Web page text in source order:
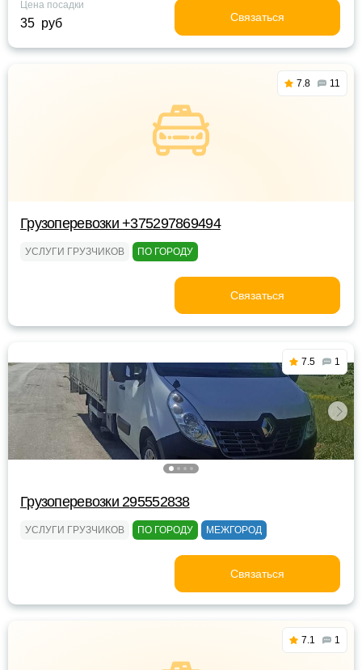
Цена посадки
35 руб Связаться
7.8 11
Грузоперевозки +375297869494
УСЛУГИ ГРУЗЧИКОВ ПО ГОРОДУ
Связаться
7.5 1
Грузоперевозки 295552838
УСЛУГИ ГРУЗЧИКОВ ПО ГОРОДУ МЕЖГОРОД
Связаться
7.1 1